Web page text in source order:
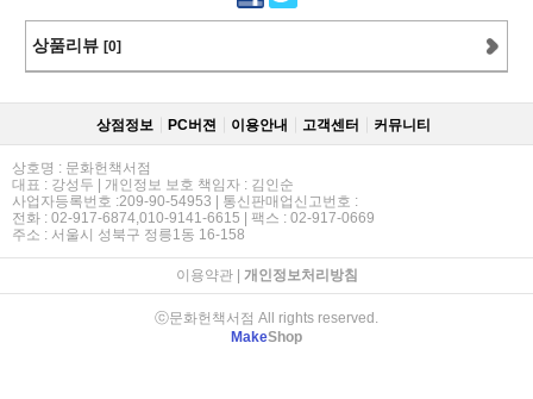
상품리뷰 [0]
상점정보 PC버젼 이용안내 고객센터 커뮤니티
상호명 : 문화헌책서점
대표 : 강성두 | 개인정보 보호 책임자 : 김인순
사업자등록번호 :209-90-54953 | 통신판매업신고번호 :
전화 : 02-917-6874,010-9141-6615 | 팩스 : 02-917-0669
주소 : 서울시 성북구 정릉1동 16-158
이용약관| 개인정보처리방침
ⓒ문화헌책서점 All rights reserved.
MakeShop